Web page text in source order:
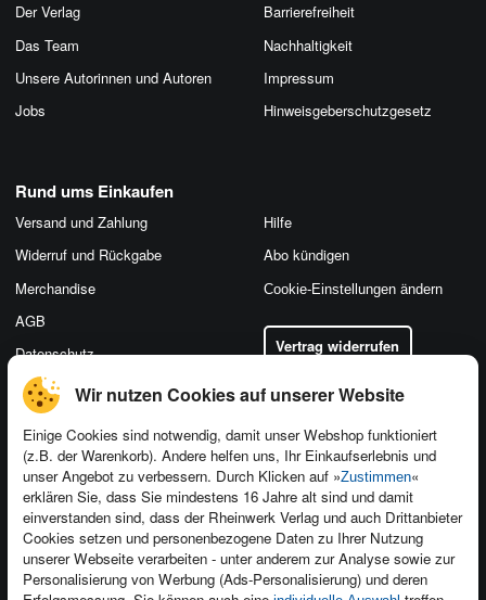
Wir nutzen Cookies auf unserer Website
Einige Cookies sind notwendig, damit unser Webshop funktioniert
(z.B. der Warenkorb). Andere helfen uns, Ihr Einkaufserlebnis und
unser Angebot zu verbessern. Durch Klicken auf »Zustimmen«
erklären Sie, dass Sie mindestens 16 Jahre alt sind und damit
einverstanden sind, dass der Rheinwerk Verlag und auch Drittanbieter
Cookies setzen und personenbezogene Daten zu Ihrer Nutzung
unserer Webseite verarbeiten - unter anderem zur Analyse sowie zur
Personalisierung von Werbung (Ads-Personalisierung) und deren
Der Verlag
Das Team
Unsere Autorinnen und Autoren
Jobs
Barrierefreiheit
Nachhaltigkeit
Impressum
Hinweis­geber­schutz­gesetz
Kontakt
Newsletter
Für Unternehmen
Presseservice
Dozentenservice
Produktfeedback
Foreign Rights
Ein Buch schreiben
Rund ums Einkaufen
Versand und Zahlung
Widerruf und Rückgabe
Merchandise
AGB
Datenschutz
Hilfe
Abo kündigen
Cookie-Einstellungen ändern
Vertrag widerrufen